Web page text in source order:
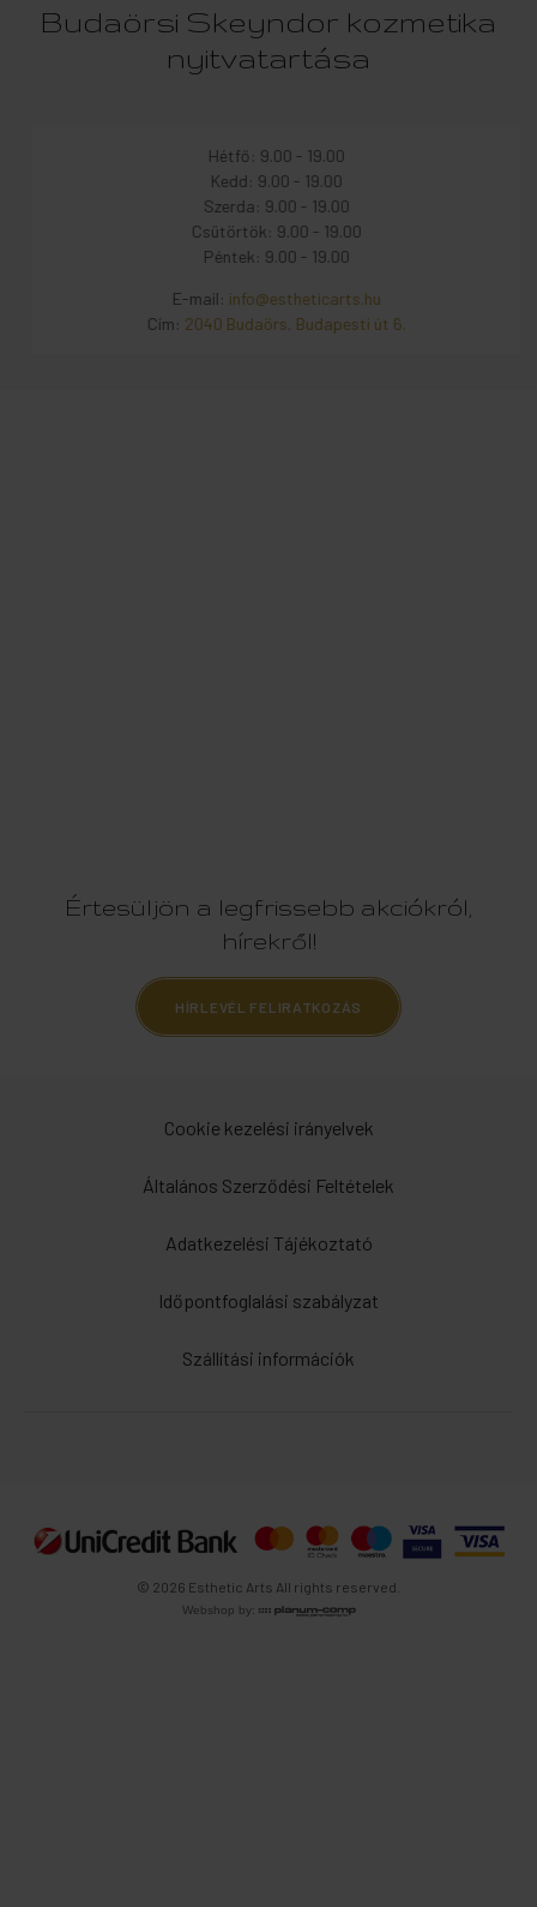
Budaörsi Skeyndor kozmetika
nyitvatartása
Hétfő: 9.00 - 19.00
Kedd: 9.00 - 19.00
Szerda: 9.00 - 19.00
Csütörtök: 9.00 - 19.00
Péntek: 9.00 - 19.00
E-mail:info@estheticarts.hu
Cím:2040 Budaörs, Budapesti út 6.
Értesüljön a legfrissebb akciókról,
hírekről!
HÍRLEVÉL FELIRATKOZÁS
Cookie kezelési irányelvek
Általános Szerződési Feltételek
Adatkezelési Tájékoztató
Időpontfoglalási szabályzat
Szállítási információk
© 2026 Esthetic Arts All rights reserved.
Webshop by: